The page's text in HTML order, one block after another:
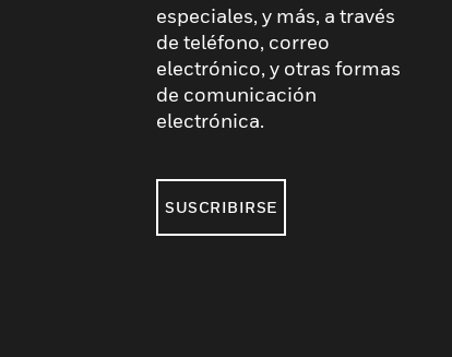
especiales, y más, a través
de teléfono, correo
electrónico, y otras formas
de comunicación
electrónica.
SUSCRIBIRSE